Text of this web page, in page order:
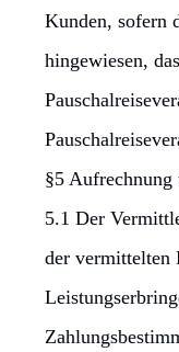
Kunden, sofern
hingewiesen,
§5 Aufrechnung
5.1 Der
der vermittelten